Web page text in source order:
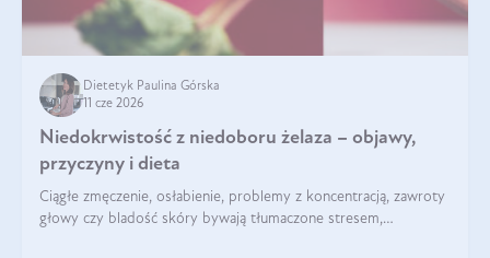
Dietetyk Paulina Górska
11 cze 2026
Niedokrwistość z niedoboru żelaza – objawy,
przyczyny i dieta
Ciągłe zmęczenie, osłabienie, problemy z koncentracją, zawroty
głowy czy bladość skóry bywają tłumaczone stresem,